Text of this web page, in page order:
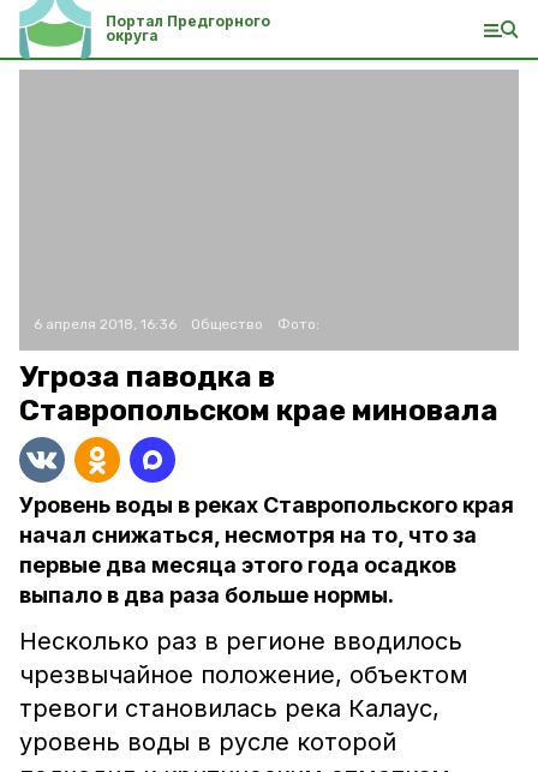
Портал Предгорного
округа
6 апреля 2018, 16:36 Общество Фото:
Угроза паводка в
Ставропольском крае миновала
Уровень воды в реках Ставропольского края
начал снижаться, несмотря на то, что за
первые два месяца этого года осадков
выпало в два раза больше нормы.
Несколько раз в регионе вводилось
чрезвычайное положение, объектом
тревоги становилась река Калаус,
уровень воды в русле которой